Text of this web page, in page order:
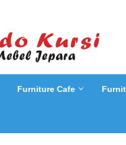
Furniture Cafe